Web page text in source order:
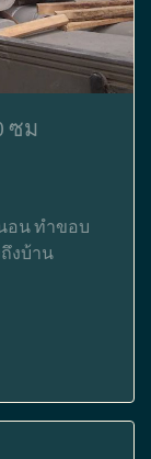
ซม
อน ทำขอบ
งบ้าน